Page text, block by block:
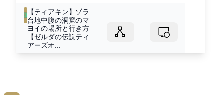
【ティアキン】ゾラ
台地中腹の洞窟のマ
ヨイの場所と行き方
【ゼルダの伝説ティ
アーズオ...